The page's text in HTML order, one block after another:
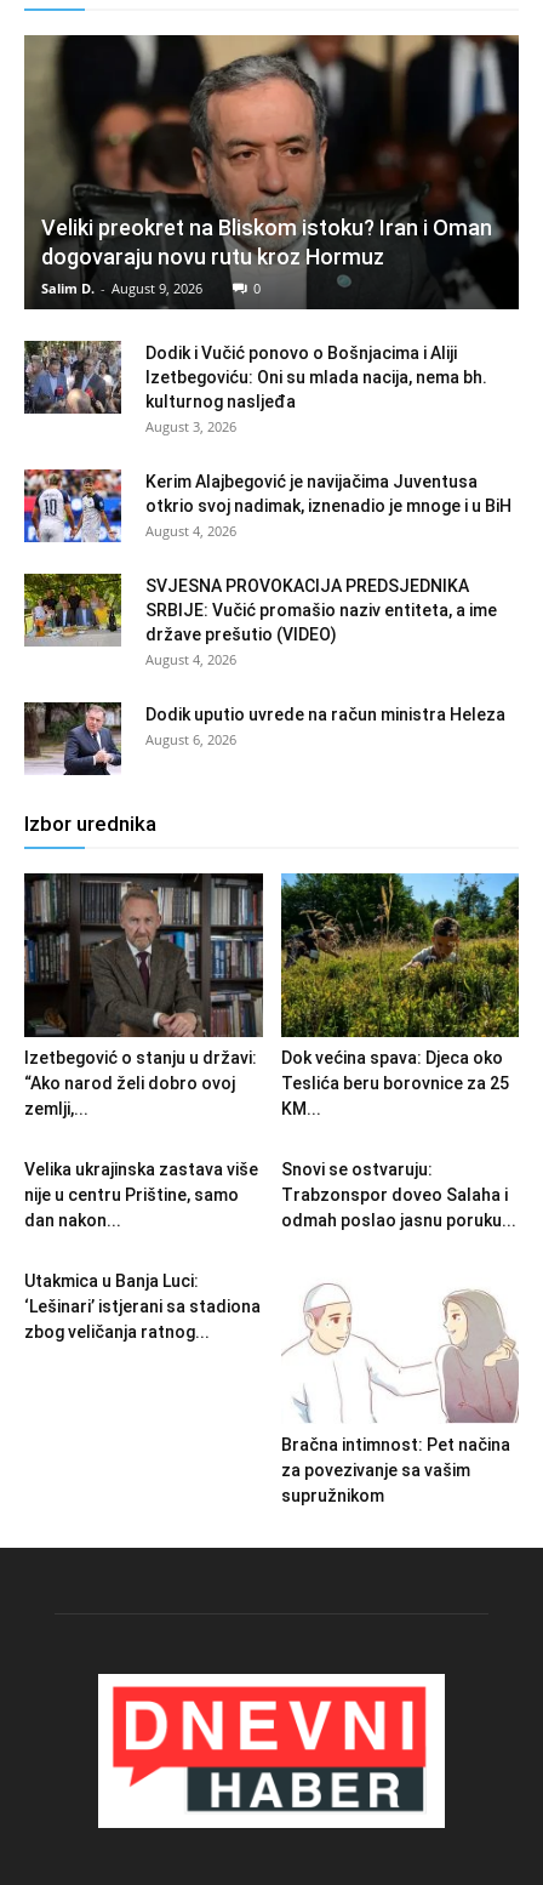
Veliki preokret na Bliskom istoku? Iran i Oman
dogovaraju novu rutu kroz Hormuz
Salim D. - August 9, 2026 0
Dodik i Vučić ponovo o Bošnjacima i Aliji
Izetbegoviću: Oni su mlada nacija, nema bh.
kulturnog nasljeđa
August 3, 2026
Kerim Alajbegović je navijačima Juventusa
otkrio svoj nadimak, iznenadio je mnoge i u BiH
August 4, 2026
SVJESNA PROVOKACIJA PREDSJEDNIKA
SRBIJE: Vučić promašio naziv entiteta, a ime
države prešutio (VIDEO)
August 4, 2026
Dodik uputio uvrede na račun ministra Heleza
August 6, 2026
Izbor urednika
Izetbegović o stanju u državi:
“Ako narod želi dobro ovoj
zemlji,...
Dok većina spava: Djeca oko
Teslića beru borovnice za 25
KM...
Velika ukrajinska zastava više
nije u centru Prištine, samo
dan nakon...
Snovi se ostvaruju:
Trabzonspor doveo Salaha i
odmah poslao jasnu poruku...
Utakmica u Banja Luci:
‘Lešinari’ istjerani sa stadiona
zbog veličanja ratnog...
Bračna intimnost: Pet načina
za povezivanje sa vašim
supružnikom